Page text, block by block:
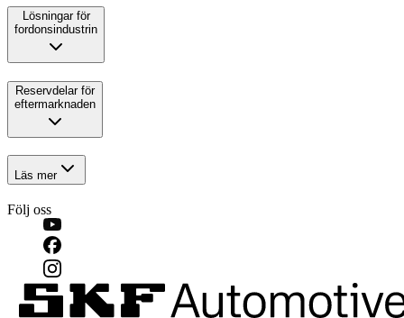
Lösningar för
fordonsindustrin
Reservdelar för
eftermarknaden
Läs mer
Följ oss